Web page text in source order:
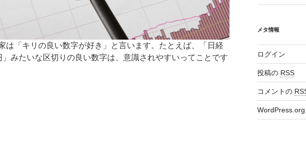
は「キリの良い数字が好き」と言います。たとえば、「日経
」みたいな区切りの良い数字は、意識されやすいってことです
メタ情報
ログイン
投稿の RSS
コメントの
WordPress.org